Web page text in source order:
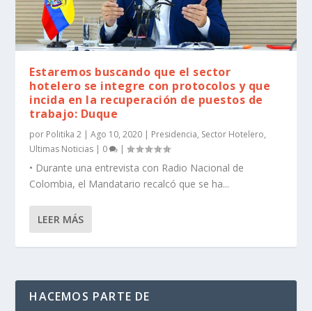
Estaremos buscando que el sector
hotelero se integre con protocolos y que
incida en la recuperación de puestos de
trabajo: Duque
por Politika 2 |Ago 10, 2020 | Presidencia, Sector Hotelero,
Ultimas Noticias | 0 |
​• Durante una entrevista con Radio Nacional de
Colombia, el Mandatario recalcó que se ha...
LEER MÁS
HACEMOS PARTE DE